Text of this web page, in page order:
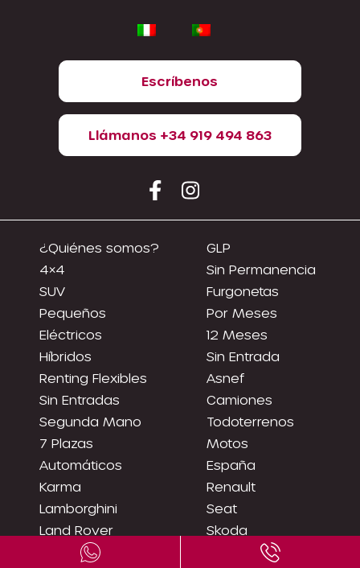
Escríbenos
Llámanos +34 919 494 863
¿Quiénes somos?
4×4
SUV
Pequeños
Eléctricos
Híbridos
Renting Flexibles
Sin Entradas
Segunda Mano
7 Plazas
Automáticos
Karma
Lamborghini
Land Rover
GLP
Sin Permanencia
Furgonetas
Por Meses
12 Meses
Sin Entrada
Asnef
Camiones
Todoterrenos
Motos
España
Renault
Seat
Skoda